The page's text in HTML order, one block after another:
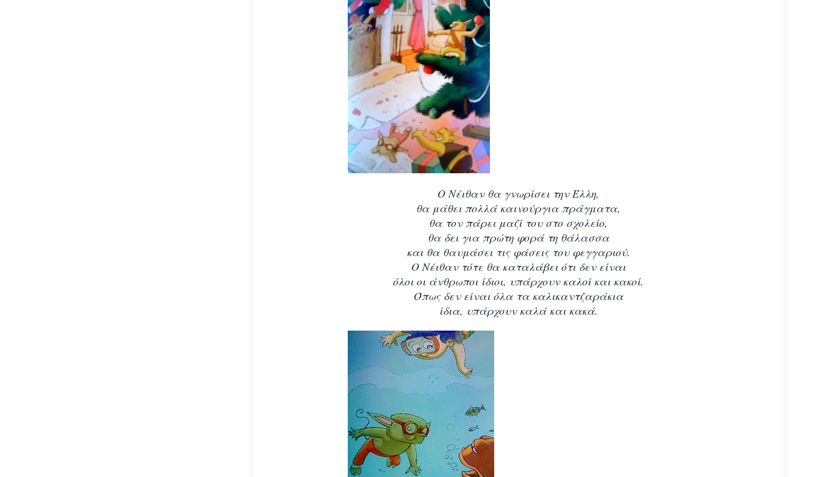
Ο Νέιθαν θα γνωρίσει την Έλλη,
θα μάθει πολλά καινούργια πράγματα,
θα τον πάρει μαζί του στο σχολείο,
θα δει για πρώτη φορά τη θάλασσα
και θα θαυμάσει τις φάσεις του φεγγαριού.
Ο Νέιθαν τότε θα καταλάβει ότι δεν είναι
όλοι οι άνθρωποι ίδιοι, υπάρχουν καλοί και κακοί.
Όπως δεν είναι όλα τα καλικαντζαράκια
ίδια, υπάρχουν καλά και κακά.